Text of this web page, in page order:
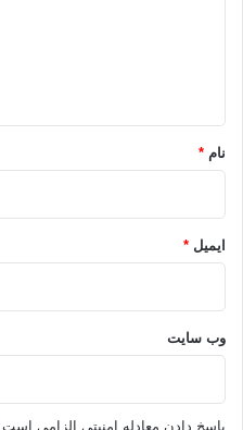
نام *
ایمیل *
وب‌ سایت
پاسخ دادن معادله امنیتی الزامی است .